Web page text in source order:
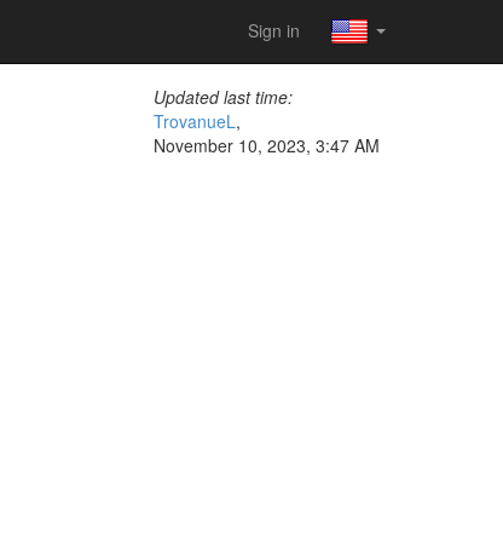
Sign in
Updated last time:
TrovanueL,
November 10, 2023, 3:47 AM